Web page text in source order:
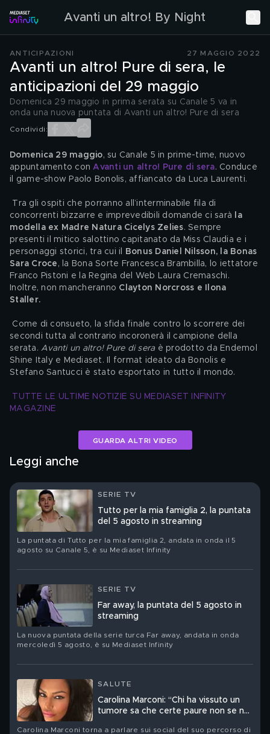
Avanti un altro! By Night
ANTICIPAZIONI 27 MAGGIO 2022
Avanti un altro! Pure di sera, le
anticipazioni del 29 maggio
Domenica 29 maggio in prima serata su Canale 5 va in
onda una nuova puntata di Avanti un altro! Pure di sera
Condividi:
Domenica 29 maggio, su Canale 5 in prime-time, nuovo
appuntamento con Avanti un altro! Pure di sera. Conduce
il game-show Paolo Bonolis, affiancato da Luca Laurenti.
concorrenti bizzarre e imprevedibili domande ci sarà
la
modella ex Madre Natura Cicelys Zelies. Sempre
presenti il mitico salottino capitanato da Miss Claudia e i
personaggi storici, tra cui il
Bonus Daniel Nilsson, la Bonas
Sara Croce , la Bona Sorte Francesca Brambilla, lo iettatore
Franco Pistoni e la Regina del Web Laura Cremaschi.
Inoltre, non mancheranno Clayton Norcross e Ilona
Staller.
secondi tutta al contrario incoronerà il campione della
serata. Avanti un altro! Pure di sera è prodotto da Endemol
Shine Italy e Mediaset. Il format ideato da Bonolis e
Stefano Santucci è stato esportato in tutto il mondo.
TUTTE LE ULTIME NOTIZIE SU MEDIASET INFINITY
MAGAZINE
GUARDA ALTRI VIDEO
Leggi anche
SERIE TV
Tutto per la mia famiglia 2, la puntata
del 5 agosto in streaming
La puntata di Tutto per la mia famiglia 2, andata in onda il 5
agosto su Canale 5, è su Mediaset Infinity
SERIE TV
Far away, la puntata del 5 agosto in
streaming
La nuova puntata della serie turca Far away, andata in onda
mercoledì 5 agosto, è su Mediaset Infinity
SALUTE
Carolina Marconi: “Chi ha vissuto un
tumore sa che certe paure non se ne
Carolina Marconi torna a parlare sui social del suo percorso di